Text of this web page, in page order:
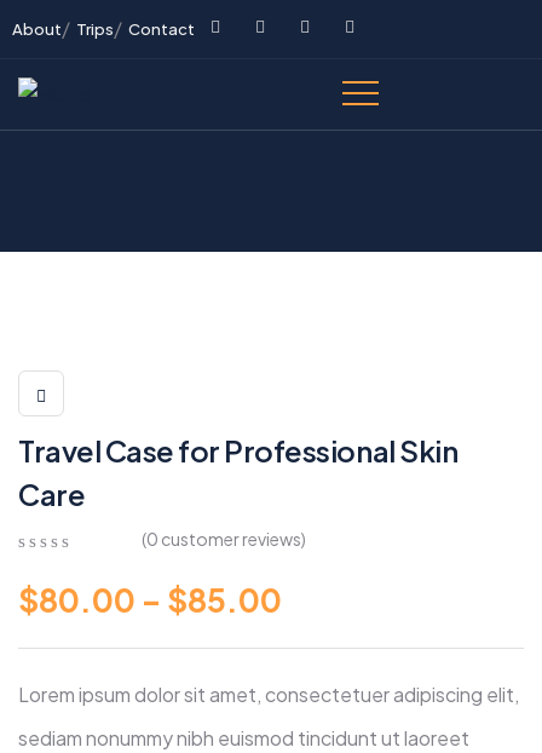
About Trips Contact
Travel Case for Professional Skin
Care
out
of
on
ratings
(0 customer reviews)
$80.00 – $85.00
Lorem ipsum dolor sit amet, consectetuer adipiscing elit,
sediam nonummy nibh euismod tincidunt ut laoreet